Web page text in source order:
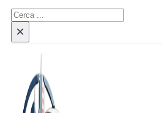
Cerca
×